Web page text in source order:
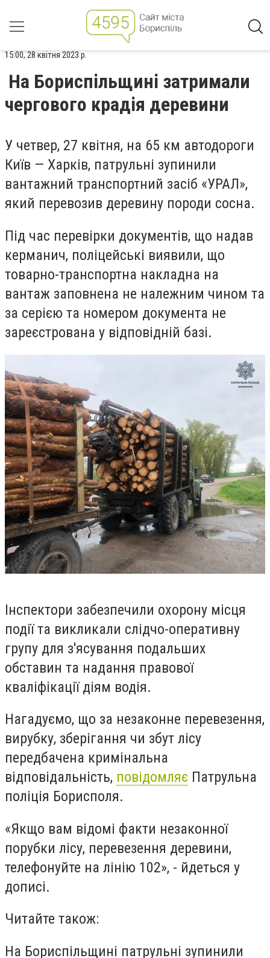
15:00, 28 квітня 2023 р.
На Бориспільщині затримали
чергового крадія деревини
У четвер, 27 квітня, на 65 км автодороги
Київ — Харків, патрульні зупинили
вантажний транспортний засіб «УРАЛ»,
який перевозив деревину породи сосна.
Під час перевірки документів, що надав
керманич, поліцейські виявили, що
товарно-транспортна накладна на
вантаж заповнена не належним чином та
за серією та номером документа не
зареєстрована у відповідній базі.
Інспектори забезпечили охорону місця
події та викликали слідчо-оперативну
групу для з'ясування подальших
обставин та надання правової
кваліфікації діям водія.
Нагадуємо, що за незаконне перевезення,
вирубку, зберігання чи збут лісу
передбачена кримінальна
відповідальність, повідомляє Патрульна
поліція Борисполя.
«Якщо вам відомі факти незаконної
порубки лісу, перевезення деревини,
телефонуйте на лінію 102», - йдеться у
дописі.
Читайте також:
На Бориспільщині патрульні зупинили